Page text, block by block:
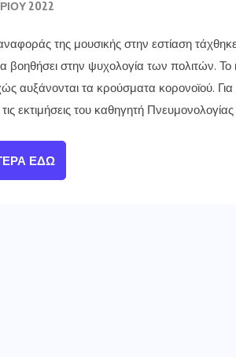
2022
της μουσικής στην εστίαση
θα βοηθήσει στην ψυχολογία των πολιτών.
αυξάνονται τα κρούσματα κορονοϊού.
εκτιμήσεις του καθηγητή
ΕΔΏ